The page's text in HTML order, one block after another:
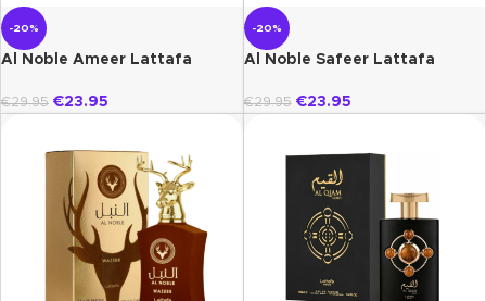
-20%
Al Noble Ameer Lattafa
€29.95 €23.95
-20%
Al Noble Safeer Lattafa
€29.95 €23.95